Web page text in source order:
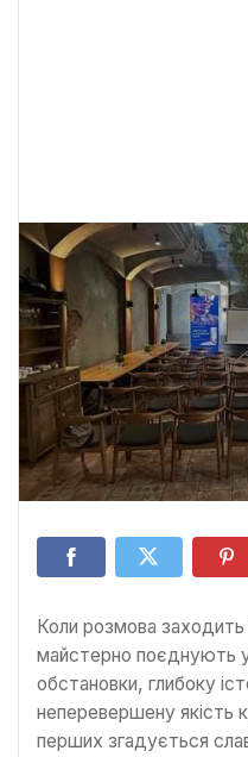
Коли розмова заходить
майстерно поєднують у
обстановки, глибоку
неперевершену якість
перших згадується